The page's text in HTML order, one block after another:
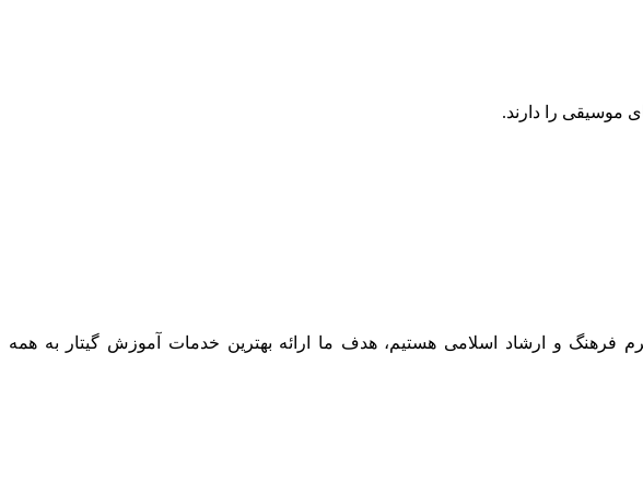
موسیقی را دارند.
گیتار در ایران دارای پروانه نشر به شماره 11585 صادره از وزارت محترم فرهنگ و ارشاد اسلامی هستیم، هدف ما ارائه بهترین خدمات آموزش گیتار به همه